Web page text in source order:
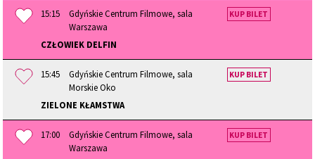
15:15
Gdyńskie Centrum Filmowe, sala
Warszawa
CZŁOWIEK DELFIN
KUP BILET
15:45
Gdyńskie Centrum Filmowe, sala
Morskie Oko
ZIELONE KŁAMSTWA
KUP BILET
17:00
Gdyńskie Centrum Filmowe, sala
Warszawa
KUP BILET